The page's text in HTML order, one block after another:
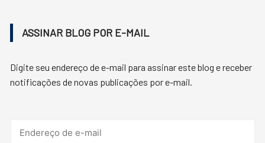
ASSINAR BLOG POR E-MAIL
Digite seu endereço de e-mail para assinar este blog e receber
notificações de novas publicações por e-mail.